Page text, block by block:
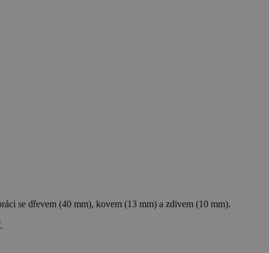
se dřevem (40 mm), kovem (13 mm) a zdivem (10 mm).